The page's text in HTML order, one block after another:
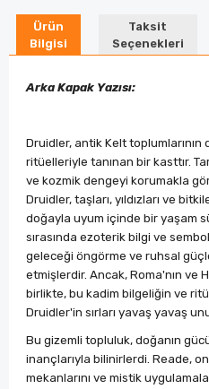
Ürün
Bilgisi
Taksit
Seçenekleri
Arka Kapak Yazısı:
Druidler, antik Kelt
ritüelleriyle tanınan bir kasttır.
ve kozmik dengeyi korumakla
Druidler, taşları, yıldızları ve
doğayla uyum içinde bir yaşam
sırasında ezoterik bilgi ve
geleceği öngörme ve ruhsal
etmişlerdir. Ancak, Roma'nın ve
birlikte, bu kadim bilgeliğin ve
Druidler'in sırları yavaş yavaş
Bu gizemli topluluk, doğanın
inançlarıyla bilinirlerdi. Reade,
mekanlarını ve mistik